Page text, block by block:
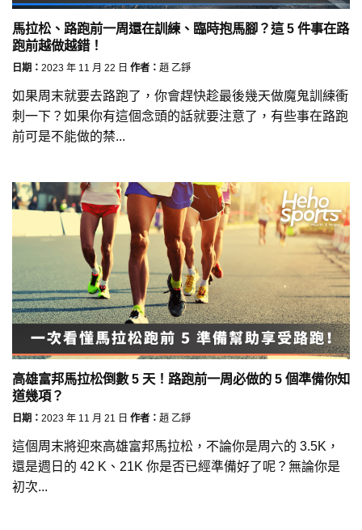
馬拉松、路跑前一周還在訓練、臨時抱馬腳？這 5 件事在路
跑前越做越錯！
日期： 2023 年 11 月 22 日 作者： 趙 乙錚
如果周末就要去路跑了，你會趕快趁最後幾天做魔鬼訓練衝
刺一下？如果你有這個念頭的話就要注意了，有些事在路跑
前可是不能做的禁...
高雄富邦馬拉松倒數 5 天！路跑前一周必做的 5 個準備你知
道幾項？
日期： 2023 年 11 月 21 日 作者： 趙 乙錚
這個周末將迎來高雄富邦馬拉松，不論你是周六的 3.5K，
還是週日的 42 K、21K 你是否已經準備好了呢？無論你是
初次...